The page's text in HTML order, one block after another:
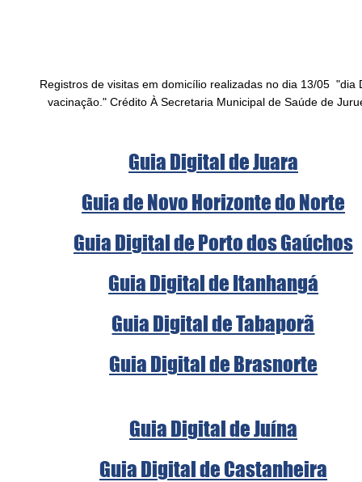
Registros de visitas em domicílio realizadas no dia 13/05  "dia
vacinação." Crédito À Secretaria Municipal de Saúde de
Guia Digital de Juara
Guia de Novo Horizonte do Norte
Guia Digital de Porto dos Gaúchos
Guia Digital de Itanhangá
Guia Digital de Tabaporã
Guia Digital de Brasnorte
Guia Digital de Juína
Guia Digital de Castanheira